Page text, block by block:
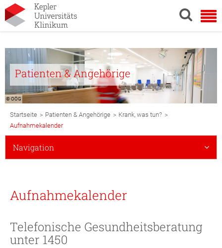
Patienten & Angehörige
© OÖG
Breadcrumb
Navigation
Startseite > Patienten & Angehörige > Krank, was tun? >
Aufnahmekalender
Subnavigation
Mobile
Navigation
Aufnahmekalender
Telefonische Gesundheitsberatung
unter 1450